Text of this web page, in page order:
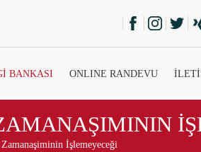
BANKASI ONLINE RANDEVU
İşlemeyeceği